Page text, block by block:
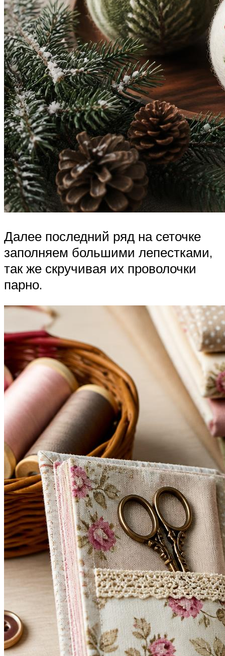
Далее последний ряд на сеточке
заполняем большими лепестками,
так же скручивая их проволочки
парно.